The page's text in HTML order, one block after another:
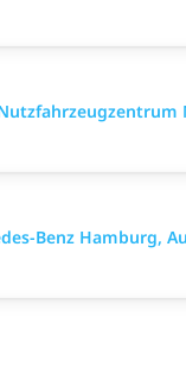
Benz Hamburg,